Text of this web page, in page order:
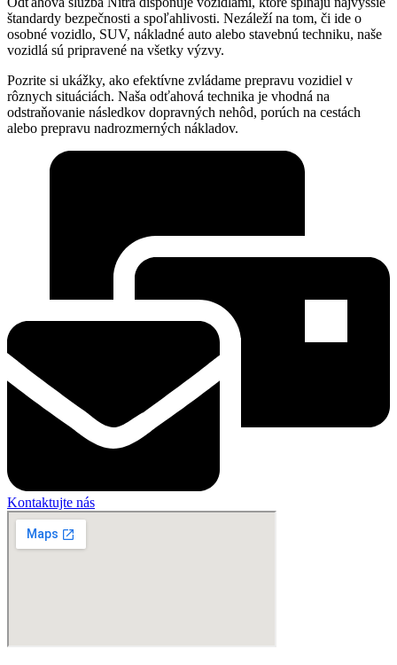
štandardy bezpečnosti a spoľahlivosti. Nezáleží na tom, či ide o
osobné vozidlo, SUV, nákladné auto alebo stavebnú techniku, naše
vozidlá sú pripravené na všetky výzvy.
Pozrite si ukážky, ako efektívne zvládame prepravu vozidiel v
rôznych situáciách. Naša odťahová technika je vhodná na
odstraňovanie následkov dopravných nehôd, porúch na cestách
alebo prepravu nadrozmerných nákladov.
Kontaktujte nás